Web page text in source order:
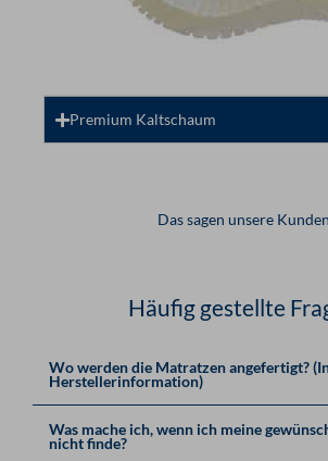
Premium Kaltschaum
Das sagen unsere Kunden
Häufig gestellte
Wo werden die Matratzen angefertigt?
Herstellerinformation)
Was mache ich, wenn ich meine
nicht finde?